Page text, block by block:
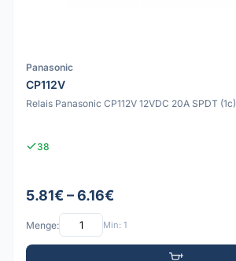
Panasonic
CP112V
Relais Panasonic CP112V 12VDC 20A SPDT (1c)
38
5.81€ – 6.16€
Menge: Min: 1